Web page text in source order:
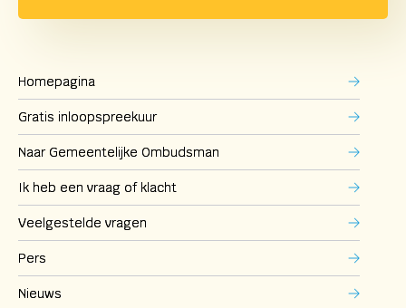
Homepagina
Gratis inloopspreekuur
Naar Gemeentelijke Ombudsman
Ik heb een vraag of klacht
Veelgestelde vragen
Pers
Nieuws